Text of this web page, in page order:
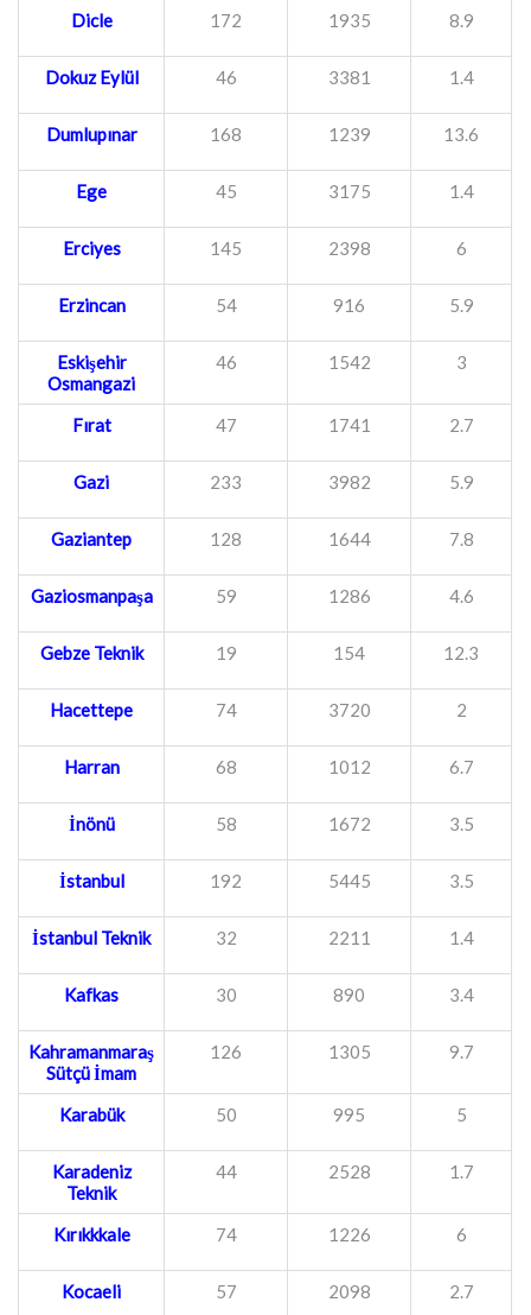
Dicle 172 1935 8.9
Dokuz Eylül 46 3381 1.4
Dumlupınar 168 1239 13.6
Ege 45 3175 1.4
Erciyes 145 2398 6
Erzincan 54 916 5.9
Eskişehir
Osmangazi
46 1542 3
Fırat 47 1741 2.7
Gazi 233 3982 5.9
Gaziantep 128 1644 7.8
Gaziosmanpaşa 59 1286 4.6
Gebze Teknik 19 154 12.3
Hacettepe 74 3720 2
Harran 68 1012 6.7
İnönü 58 1672 3.5
İstanbul 192 5445 3.5
İstanbul Teknik 32 2211 1.4
Kafkas 30 890 3.4
Kahramanmaraş
Sütçü İmam
126 1305 9.7
Karabük 50 995 5
Karadeniz
Teknik
44 2528 1.7
Kırıkkkale 74 1226 6
Kocaeli 57 2098 2.7